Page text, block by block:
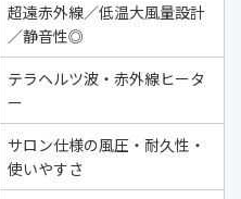
超遠赤外線／低温大風量設計
／静音性◎
テラヘルツ波・赤外線ヒータ
ー
サロン仕様の風圧・耐久性・
使いやすさ